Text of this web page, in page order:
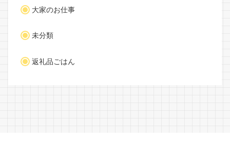
大家のお仕事
未分類
返礼品ごはん